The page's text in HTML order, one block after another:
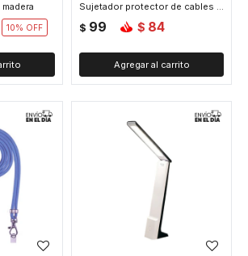
10
Sujetador protector de cables - Frutilla
$ 99 $ 84